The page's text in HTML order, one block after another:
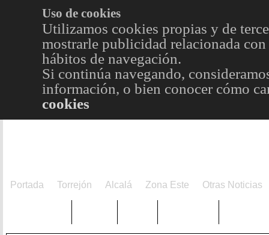
Uso de cookies
Utilizamos cookies propias y de
mostrarle publicidad relacionada
hábitos de navegación.
Si continúa navegando,
información, o bien conocer cómo
cookies
Portada Torrejón Alcalá Zona Este Otras Noticias